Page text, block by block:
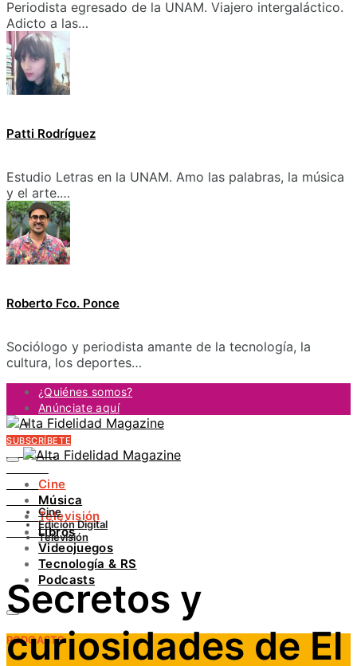
Periodista egresado de la UNAM. Viajero intergaláctico.
Adicto a las…
Patti Rodríguez
Estudio Letras en la UNAM. Amo las palabras, la música
y el arte.…
Roberto Fco. Ponce
Sociólogo y periodista amante de la tecnología, la
cultura, los deportes…
¿Quiénes somos?
Anúnciate aquí
Contacto
FACEBOOK
INSTAGRAM
PINTEREST
YOUTUBE
LINKEDIN
SUBSCRÍBETE
Cine
Música
Televisión
Libros
Videojuegos
Tecnología & RS
Podcasts
PODCASTS
Cine
Edición Digital
Televisión
Secretos y
curiosidades de El